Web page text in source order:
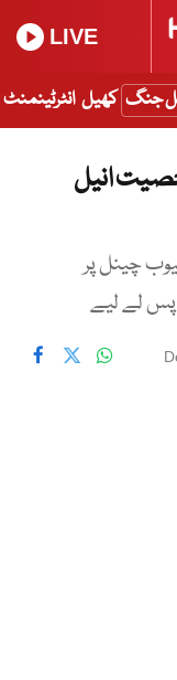
LIVE
جنگ کھیل انٹرٹینمنٹ
انیل
کو اپنے یوٹیوب چینل پر
لے لیے